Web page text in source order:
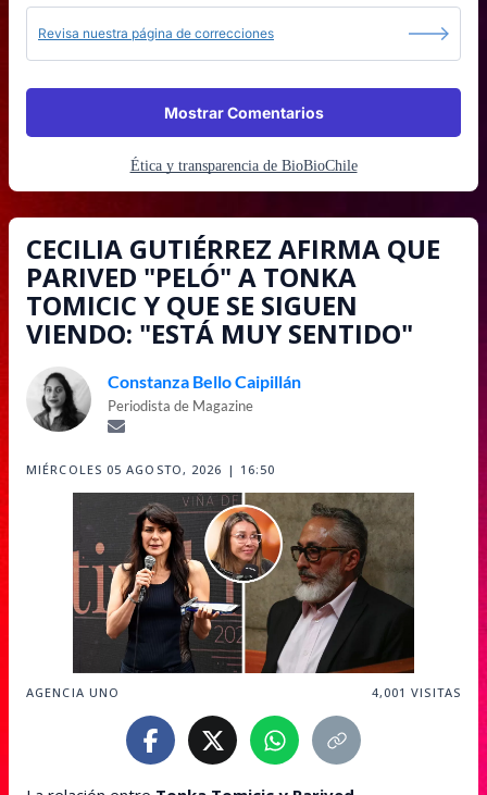
Revisa nuestra página de correcciones
Mostrar Comentarios
Ética y transparencia de BioBioChile
CECILIA GUTIÉRREZ AFIRMA QUE
PARIVED "PELÓ" A TONKA
TOMICIC Y QUE SE SIGUEN
VIENDO: "ESTÁ MUY SENTIDO"
Constanza Bello Caipillán
Periodista de Magazine
MIÉRCOLES 05 AGOSTO, 2026 | 16:50
AGENCIA UNO 4,001 VISITAS